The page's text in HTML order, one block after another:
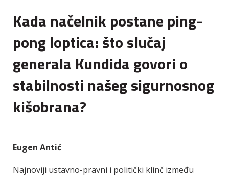
Kada načelnik postane ping-
pong loptica: što slučaj
generala Kundida govori o
stabilnosti našeg sigurnosnog
kišobrana?
Eugen Antić
Najnoviji ustavno-pravni i politički klinč između